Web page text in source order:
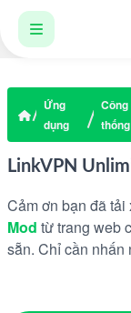
Ứng
dụng
thống
LinkVPN
Cảm ơn bạn đã tải
Mod từ trang web
sẵn. Chỉ cần nhấn